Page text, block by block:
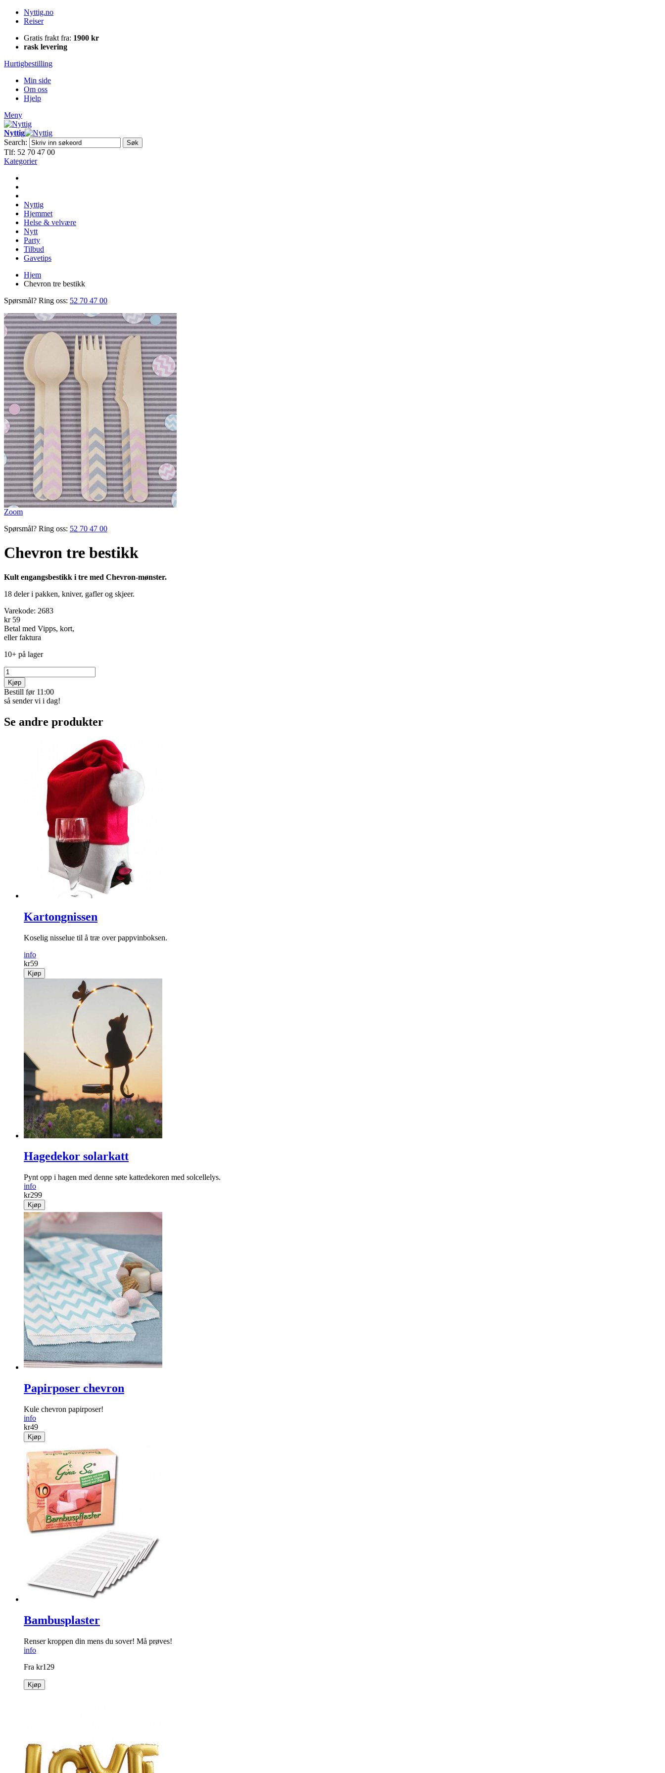
Nyttig.no
Reiser
Gratis frakt fra: 1900 kr
rask levering
Hurtigbestilling
Min side
Om oss
Hjelp
Meny
Nyttig
Search:
Søk
Tlf: 52 70 47 00
Kategorier
Nyttig
Hjemmet
Helse & velvære
Nytt
Party
Tilbud
Gavetips
Hjem
Chevron tre bestikk
Spørsmål? Ring oss: 52 70 47 00
Zoom
Spørsmål? Ring oss: 52 70 47 00
Chevron tre bestikk
Kult engangsbestikk i tre med Chevron-mønster.
18 deler i pakken, kniver, gafler og skjeer.
Varekode: 2683
kr 59
Betal med Vipps, kort,
eller faktura
10+ på lager
Kjøp
Bestill før 11:00
så sender vi i dag!
Se andre produkter
Kartongnissen
Koselig nisselue til å træ over pappvinboksen.
info
kr59
Kjøp
Hagedekor solarkatt
Pynt opp i hagen med denne søte kattedekoren med solcelle­lys.
info
kr299
Kjøp
Papirposer chevron
Kule chevron papirposer!
info
kr49
Kjøp
Bambusplaster
Renser kroppen din mens du sover! Må prøves!
info
Fra kr129
Kjøp